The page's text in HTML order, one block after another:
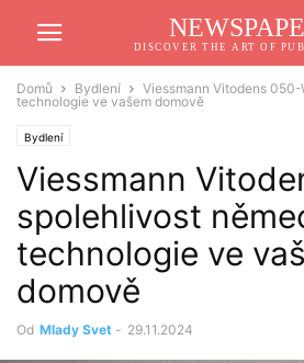
DISCOVER THE ART OF
Domů Bydlení
Viessmann Vitodens
technologie ve vašem domově
Bydlení
Viessmann
spolehlivost
technologie ve
domově
Od Mlady Svet - 29.11.2024